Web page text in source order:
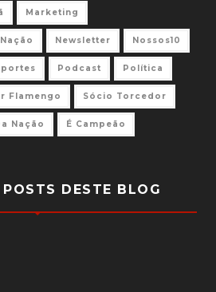
Marketing
Nação Newsletter Nossos10
Podcast Política
Flamengo Sócio Torcedor
Nação É Campeão
DESTE BLOG